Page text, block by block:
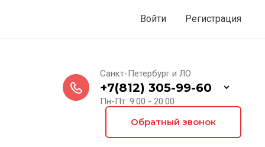
Войти Регистрация
Санкт-Петербург и ЛО
+7(812) 305-99-60
Пн-Пт: 9:00 - 20:00
Обратный звонок